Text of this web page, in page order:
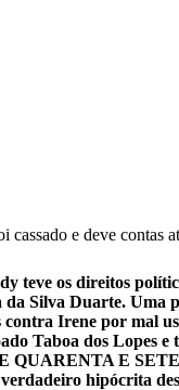
e deve
os direitos
Silva Duarte.
Irene por mal
Taboa dos Lopes
QUARENTA E
hipócrita